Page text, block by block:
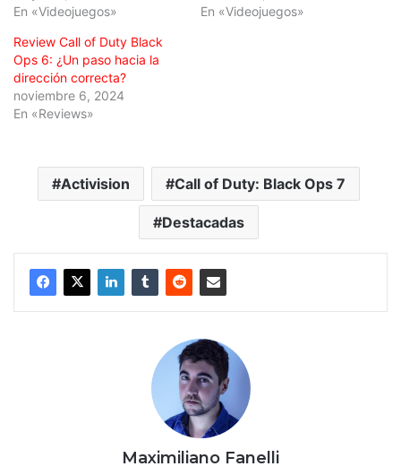
En «Videojuegos»
En «Videojuegos»
Review Call of Duty Black
Ops 6: ¿Un paso hacia la
dirección correcta?
noviembre 6, 2024
En «Reviews»
Activision Call of Duty: Black Ops 7
Destacadas
Maximiliano Fanelli